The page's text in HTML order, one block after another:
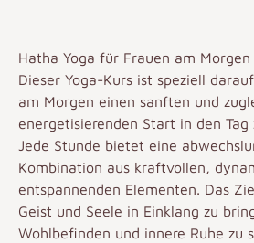
Hatha Yoga für Frauen am Morgen
Dieser Yoga-Kurs ist speziell
am Morgen einen sanften und
energetisierenden Start in den Tag
Jede Stunde bietet eine
Kombination aus kraftvollen,
entspannenden Elementen. Das
Geist und Seele in Einklang zu
Wohlbefinden und innere Ruhe zu